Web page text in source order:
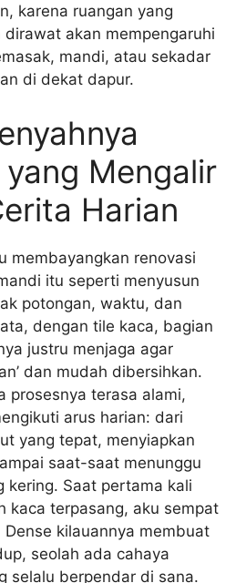
karena ruangan yang
akan mempengaruhi
mandi, atau sekadar
di dekat dapur.
yang Mengalir
Harian
membayangkan renovasi
itu seperti menyusun
potongan, waktu, dan
dengan tile kaca, bagian
justru menjaga agar
dan mudah dibersihkan.
prosesnya terasa alami,
arus harian: dari
yang tepat, menyiapkan
saat-saat menunggu
kering. Saat pertama kali
kaca terpasang, aku sempat
kilauannya membuat
seolah ada cahaya
selalu berpendar di sana.